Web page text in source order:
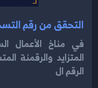
في مناخ الأعمال
المتزايد والرقمنة
الرقم ال